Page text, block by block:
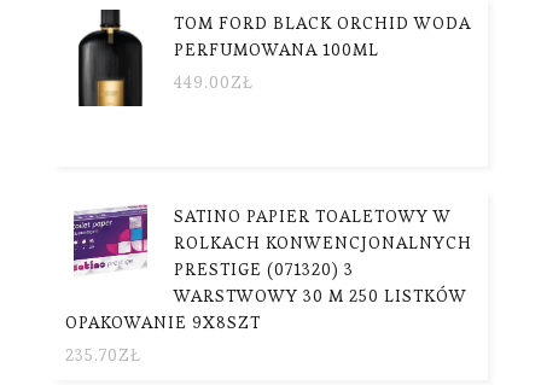
TOM FORD BLACK ORCHID WODA
PERFUMOWANA 100ML
449.00ZŁ
SATINO PAPIER TOALETOWY W
ROLKACH KONWENCJONALNYCH
PRESTIGE (071320) 3
WARSTWOWY 30 M 250 LISTKÓW
OPAKOWANIE 9X8SZT
235.70ZŁ